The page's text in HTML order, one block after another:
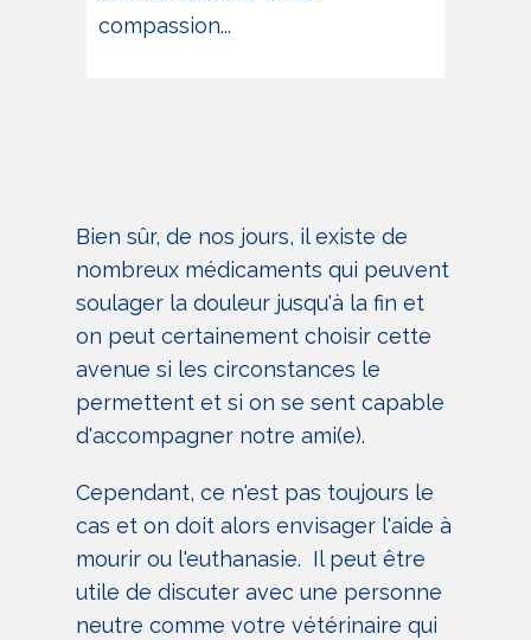
compassion...
Bien sûr, de nos jours, il existe de
nombreux médicaments qui peuvent
soulager la douleur jusqu'à la fin et
on peut certainement choisir cette
avenue si les circonstances le
permettent et si on se sent capable
d'accompagner notre ami(e).
Cependant, ce n'est pas toujours le
cas et on doit alors envisager l'aide à
mourir ou l'euthanasie. Il peut être
utile de discuter avec une personne
neutre comme votre vétérinaire qui